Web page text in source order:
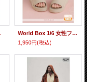
*予約
World Box 1/6 女性フィギュア用 ウェッジサンダル GS012-Y *予約
1,950円(税込)